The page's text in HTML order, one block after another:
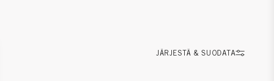
JÄRJESTÄ & SUODATA